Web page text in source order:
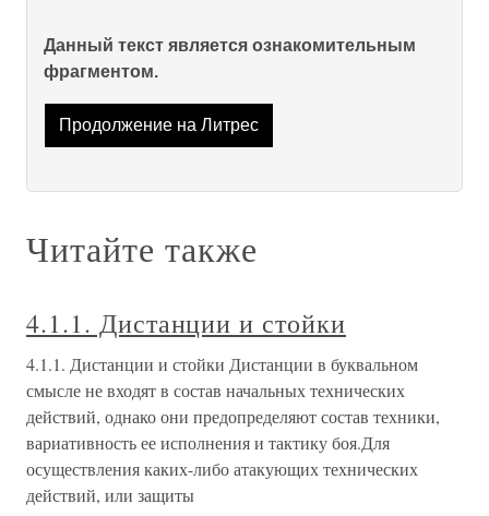
Данный текст является ознакомительным
фрагментом.
Продолжение на Литрес
Читайте также
4.1.1. Дистанции и стойки
4.1.1. Дистанции и стойки Дистанции в буквальном
смысле не входят в состав начальных технических
действий, однако они предопределяют состав техники,
вариативность ее исполнения и тактику боя.Для
осуществления каких-либо атакующих технических
действий, или защиты